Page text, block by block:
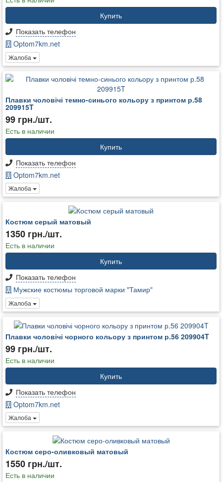
Купить
Показать телефон
Optom7km.net
Жалоба
Плавки чоловічі темно-синього кольору з принтом р.58
209915T
99 грн./шт.
Есть в наличии
Купить
Показать телефон
Optom7km.net
Жалоба
Костюм серый матовый
1350 грн./шт.
Есть в наличии
Купить
Показать телефон
Мужские костюмы торговой марки "Тамир"
Жалоба
Плавки чоловічі чорного кольору з принтом р.56 209904T
99 грн./шт.
Есть в наличии
Купить
Показать телефон
Optom7km.net
Жалоба
Костюм серо-оливковый матовый
1550 грн./шт.
Есть в наличии